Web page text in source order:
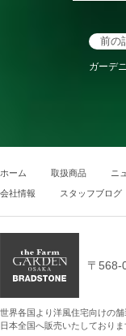
前の
ガーデ
ホーム 取扱商品 ニ
会社情報 スタッフブログ
〒
世界各国より洋風住宅向けの
日本全国へ販売いたしておりま